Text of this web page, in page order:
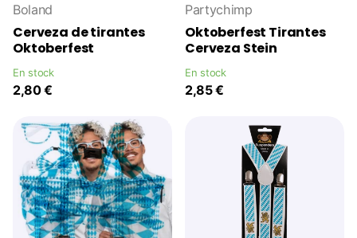
Boland
Cerveza de tirantes
Oktoberfest
En stock
2,80 €
Partychimp
Oktoberfest Tirantes
Cerveza Stein
En stock
2,85 €